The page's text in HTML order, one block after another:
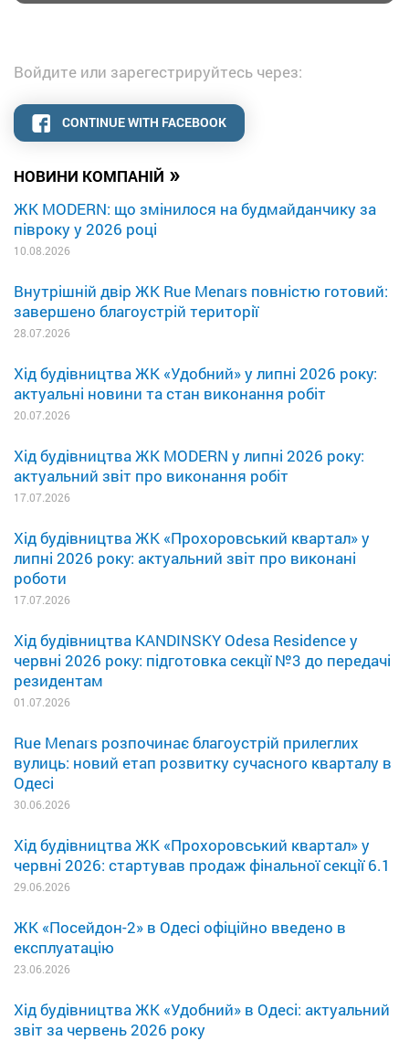
НОВИНИ КОМПАНІЙ »
ЖК MODERN: що змінилося на будмайданчику за
півроку у 2026 році
10.08.2026
Внутрішній двір ЖК Rue Menars повністю готовий:
завершено благоустрій території
28.07.2026
Хід будівництва ЖК «Удобний» у липні 2026 року:
актуальні новини та стан виконання робіт
20.07.2026
Хід будівництва ЖК MODERN у липні 2026 року:
актуальний звіт про виконання робіт
17.07.2026
Хід будівництва ЖК «Прохоровський квартал» у
липні 2026 року: актуальний звіт про виконані
роботи
17.07.2026
Хід будівництва KANDINSKY Odesa Residence у
червні 2026 року: підготовка секції №3 до передачі
резидентам
01.07.2026
Rue Menars розпочинає благоустрій прилеглих
вулиць: новий етап розвитку сучасного кварталу в
Одесі
30.06.2026
Хід будівництва ЖК «Прохоровський квартал» у
червні 2026: стартував продаж фінальної секції 6.1
29.06.2026
ЖК «Посейдон-2» в Одесі офіційно введено в
експлуатацію
23.06.2026
Хід будівництва ЖК «Удобний» в Одесі: актуальний
звіт за червень 2026 року
Войдите или зарегестрируйтесь через:
CONTINUE WITH FACEBOOK